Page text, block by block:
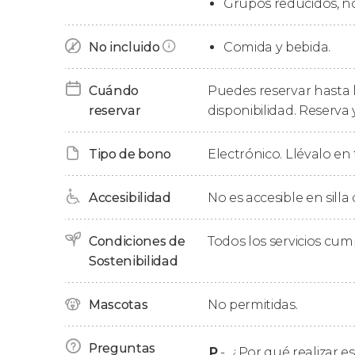
burgo comercial que se convirtió en el
encuentro de viajeros que llegaban desde el
esta joya medieval!
Después de recorrer Cardona,nos
inconfundible cima dentada. En primer lugar,
Finalmente, pondremos rumbo de nuevo a
diez horas de recorrido aproximadamente.
Grupos reducidos,
No incluido Comida y bebida.
Cuándo
reservar
Puedes reservar
disponibilidad.
Tipo de bono Electrónico. Llévalo en
Accesibilidad No es accesible en silla
Condiciones de
Sostenibilidad
Todos los servicios
Mascotas No permitidas.
Preguntas